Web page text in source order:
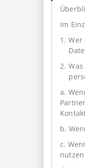
Im
1. Wer
2.
a.
b.
c.
nutzen